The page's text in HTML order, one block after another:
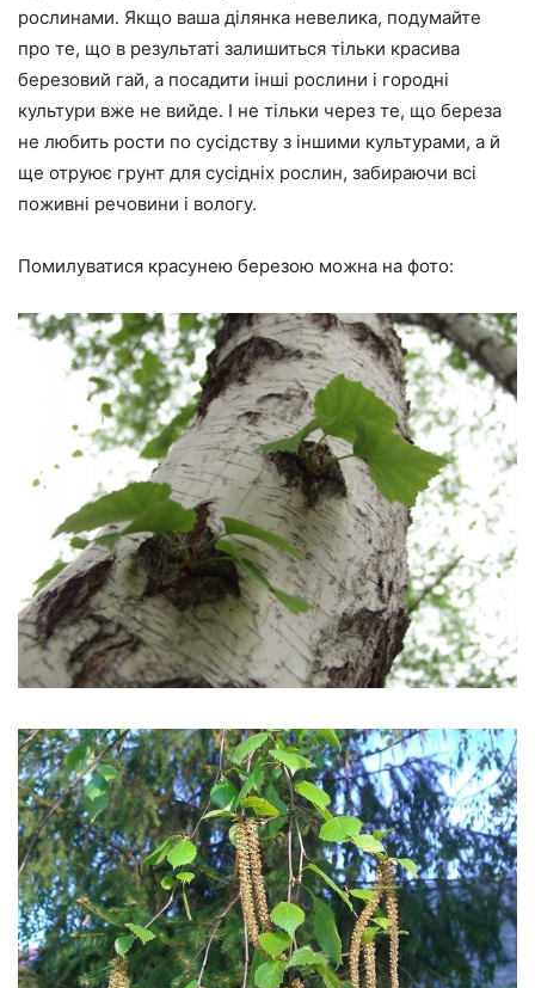
рослинами. Якщо ваша ділянка невелика, подумайте
про те, що в результаті залишиться тільки красива
березовий гай, а посадити інші рослини і городні
культури вже не вийде. І не тільки через те, що береза
не любить рости по сусідству з іншими культурами, а й
ще отруює грунт для сусідніх рослин, забираючи всі
поживні речовини і вологу.
Помилуватися красунею березою можна на фото: